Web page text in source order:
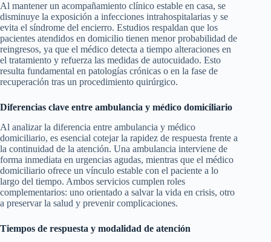
Al mantener un acompañamiento clínico estable en casa, se
disminuye la exposición a infecciones intrahospitalarias y se
evita el síndrome del encierro. Estudios respaldan que los
pacientes atendidos en domicilio tienen menor probabilidad de
reingresos, ya que el médico detecta a tiempo alteraciones en
el tratamiento y refuerza las medidas de autocuidado. Esto
resulta fundamental en patologías crónicas o en la fase de
recuperación tras un procedimiento quirúrgico.
Diferencias clave entre ambulancia y médico domiciliario
Al analizar la diferencia entre ambulancia y médico
domiciliario, es esencial cotejar la rapidez de respuesta frente a
la continuidad de la atención. Una ambulancia interviene de
forma inmediata en urgencias agudas, mientras que el médico
domiciliario ofrece un vínculo estable con el paciente a lo
largo del tiempo. Ambos servicios cumplen roles
complementarios: uno orientado a salvar la vida en crisis, otro
a preservar la salud y prevenir complicaciones.
Tiempos de respuesta y modalidad de atención